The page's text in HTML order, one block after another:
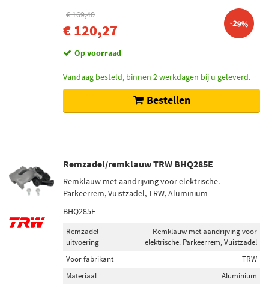
€ 169,40
€ 120,27 -29%
Op voorraad
Vandaag besteld, binnen 2 werkdagen bij u geleverd.
Bestellen
Remzadel/remklauw TRW BHQ285E
Remklauw met aandrijving voor elektrische.
Parkeerrem, Vuistzadel, TRW, Aluminium
BHQ285E
Remzadel
uitvoering
Remklauw met aandrijving voor
elektrische. Parkeerrem, Vuistzadel
Voor fabrikant
TRW
Materiaal
Aluminium